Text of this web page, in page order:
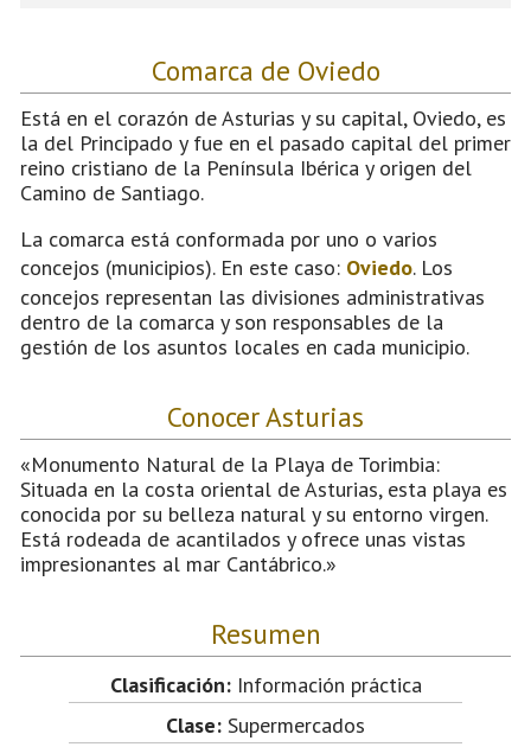
Comarca de Oviedo
Está en el corazón de Asturias y su capital, Oviedo, es
la del Principado y fue en el pasado capital del primer
reino cristiano de la Península Ibérica y origen del
Camino de Santiago.
La comarca está conformada por uno o varios
concejos (municipios). En este caso: Oviedo. Los
concejos representan las divisiones administrativas
dentro de la comarca y son responsables de la
gestión de los asuntos locales en cada municipio.
Conocer Asturias
«Monumento Natural de la Playa de Torimbia:
Situada en la costa oriental de Asturias, esta playa es
conocida por su belleza natural y su entorno virgen.
Está rodeada de acantilados y ofrece unas vistas
impresionantes al mar Cantábrico.»
Resumen
Clasificación:Información práctica
Clase: Supermercados